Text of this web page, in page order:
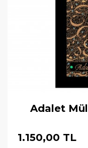
Adalet
1.150,00 TL